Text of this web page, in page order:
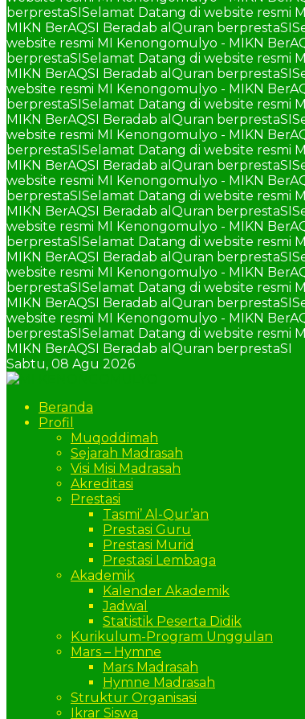
berprestaSISelamat Datang di website resmi
MIKN BerAQSI Beradab alQuran berprestaSI
website resmi MI Kenongomulyo - MIKN
berprestaSISelamat Datang di website resmi
MIKN BerAQSI Beradab alQuran berprestaSI
website resmi MI Kenongomulyo - MIKN
berprestaSISelamat Datang di website resmi
MIKN BerAQSI Beradab alQuran berprestaSI
website resmi MI Kenongomulyo - MIKN
berprestaSISelamat Datang di website resmi
MIKN BerAQSI Beradab alQuran berprestaSI
website resmi MI Kenongomulyo - MIKN
berprestaSISelamat Datang di website resmi
MIKN BerAQSI Beradab alQuran berprestaSI
website resmi MI Kenongomulyo - MIKN
berprestaSISelamat Datang di website resmi
MIKN BerAQSI Beradab alQuran berprestaSI
website resmi MI Kenongomulyo - MIKN
berprestaSISelamat Datang di website resmi
MIKN BerAQSI Beradab alQuran berprestaSI
website resmi MI Kenongomulyo - MIKN
berprestaSISelamat Datang di website resmi
MIKN BerAQSI Beradab alQuran berprestaSI
Sabtu, 08 Agu 2026
Beranda
Profil
Muqoddimah
Sejarah Madrasah
Visi Misi Madrasah
Akreditasi
Prestasi
Tasmi’ Al-Qur’an
Prestasi Guru
Prestasi Murid
Prestasi Lembaga
Akademik
Kalender Akademik
Jadwal
Statistik Peserta Didik
Kurikulum-Program Unggulan
Mars – Hymne
Mars Madrasah
Hymne Madrasah
Struktur Organisasi
Ikrar Siswa